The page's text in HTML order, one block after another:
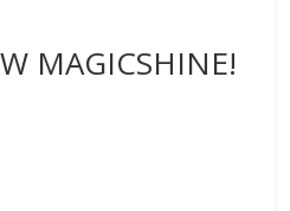
MAGICSHINE!